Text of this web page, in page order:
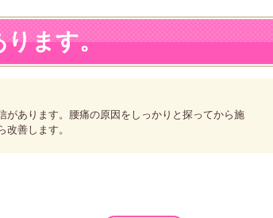
ります。
があります。腰痛の原因をしっかりと探ってから施
善します。